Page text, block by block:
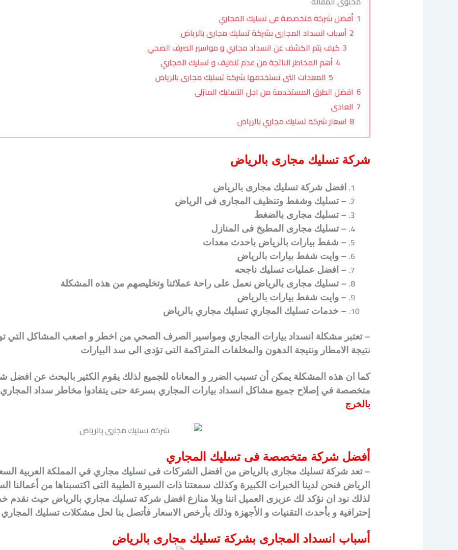
1 أفضل شركة متخصصة فى تسليك المجاري
2 أسباب انسداد المجارى بشركة تسليك مجارى بالرياض
3 كيف يتم الكشف عن انسداد مجاري و مواسير الصرف الصحي
4 أهم المخاطر الناتجة من عدم تنظيف و تسليك المجاري
5 المعدات التى تستخدمها شركة تسليك مجارى بالرياض
6 افضل الطرق المستخدمة من اجل التسليك المنزلى
7 العادى
8 اسعار شركة تسليك مجاري بالرياض
شركة تسليك مجارى بالرياض
افضل شركة تسليك مجارى بالرياض
– تسليك وشفط وتنظيف المجارى فى الرياض
– تسليك مجارى بالضغط
– تسليك مجارى المطبخ فى المنازل
– شفط بيارات بالرياض باحدث معدات
– وايت شفط بيارات بالرياض
– افضل عمليات تسليك ناجحه
– تسليك مجارى بالرياض نعمل على راحة عملائنا وتخليصهم من هذه المشكلة
– وايت شفط بيارات بالرياض
– خدمات تسليك المجاري تسليك مجاري بالرياض
– تعتبر مشكلة انسداد بيارات المجاري ومواسير الصرف الصحي من اخطر و اصعب المشاكل التي
نتيجة الامطار ونتيجة الدهون والمخلفات المتراكمة التى تؤدى الى سد البيارات
كما ان هذه المشكلة يمكن أن تسبب الضرر و المعاناه للجميع لذلك يقوم الكثير بالبحث عن افضل
متخصصة في إصلاح جميع مشاكل انسداد بيارات المجاري بسرعة حتى يتفادوا مخاطر سداد
بالخرج
أفضل شركة متخصصة فى تسليك المجاري
– تعد شركة تسليك مجارى بالرياض من افضل الشركات فى تسليك مجاري في المملكة العربية
الرياض فنحن لدينا الخبرات الكبيرة وكذلك سمعتنا ذات السيرة الطيبة التى اكتسبناها من أعمالنا
لذلك نود ان نؤكد لك عزبزى العميل اننا وبلا منازع افضل شركة تسليك مجاري بالرياض حيث نقدم
إحترافية و بأحدث التقنيات و الأجهزة وذلك بأرخص الاسعار فأتصل بنا لحل مشكلات تسليك المجاري
أسباب انسداد المجارى بشركة تسليك مجارى بالرياض